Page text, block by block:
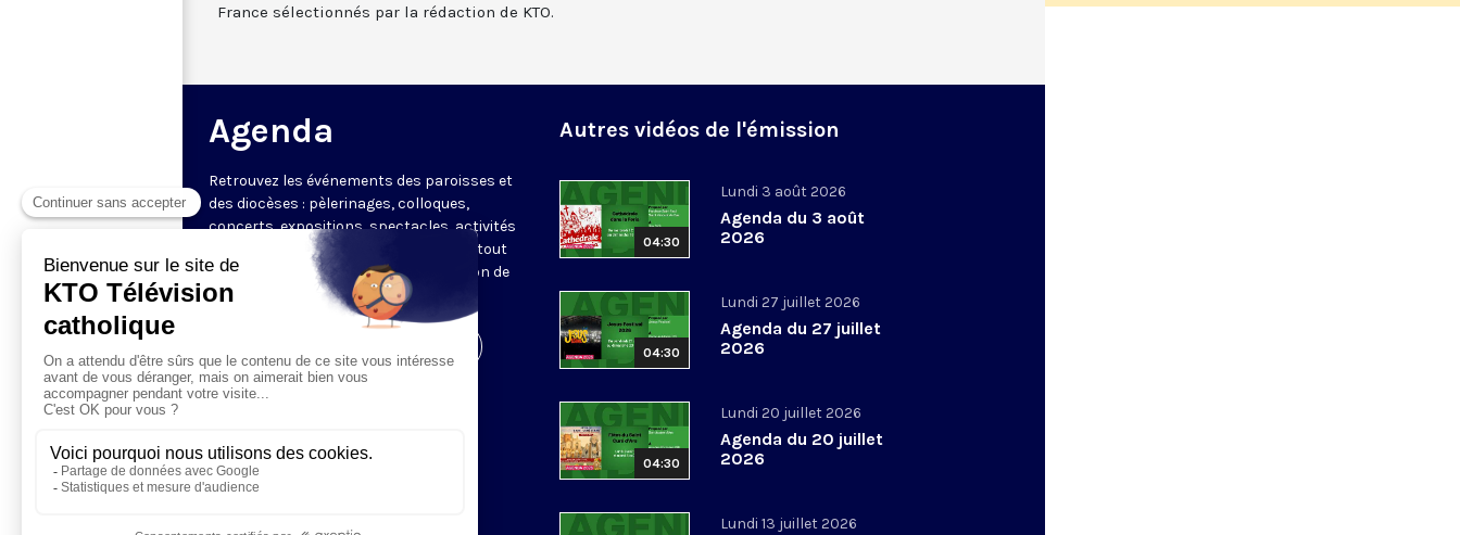
France sélectionnés par la rédaction de KTO.
Agenda
Retrouvez les événements des paroisses et
des diocèses : pèlerinages, colloques,
concerts, expositions, spectacles, activités
pour les enfants. Des rendez-vous partout
en France sélectionnés par la rédaction de
KTO.
Autres vidéos de l'émission
04:30
Lundi 3 août 2026
Agenda du 3 août
2026
04:30
Lundi 27 juillet 2026
Agenda du 27 juillet
2026
04:30
Lundi 20 juillet 2026
Agenda du 20 juillet
2026
Lundi 13 juillet 2026